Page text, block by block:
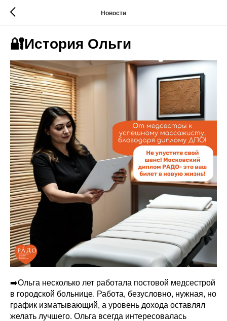
Новости
🔐История Ольги
➡️Ольга несколько лет работала постовой медсестрой
в городской больнице. Работа, безусловно, нужная, но
график изматывающий, а уровень дохода оставлял
желать лучшего. Ольга всегда интересовалась